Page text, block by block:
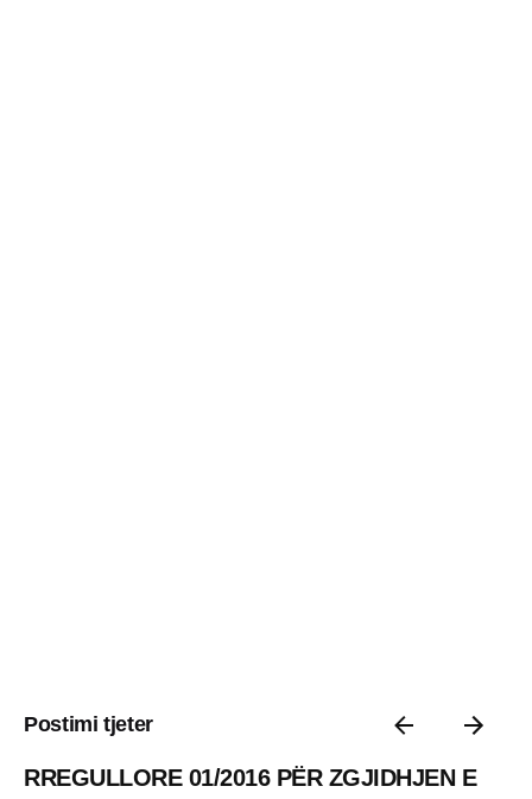
Postimi tjeter
RREGULLORE 01/2016 PËR ZGJIDHJEN E